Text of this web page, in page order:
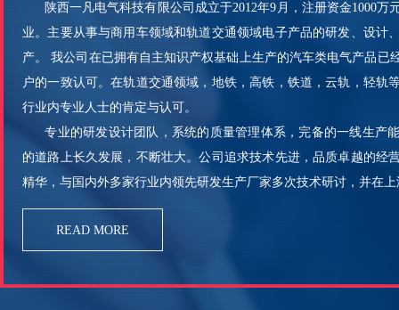
陕西一凡电气科技有限公司成立于2012年9月，注册资金1000万
业。主要从事与商用车领域和轨道交通领域电子产品的研发、设计
产。 我公司在已拥有自主知识产权基础上生产的汽车类电气产品已
户的一致认可。在轨道交通领域，地铁，高铁，铁道，云轨，轻轨
行业内专业人士的肯定与认可。
专业的研发设计团队，系统的质量管理体系，完备的一线生产
的道路上长久发展，不断壮大。公司追求技术先进，品质卓越的经
精华，与国内外多家行业内领先研发生产厂家多次技术研讨，并在
READ MORE